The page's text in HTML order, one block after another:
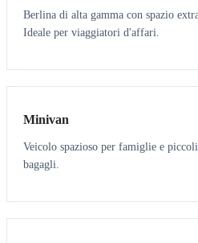
Berlina di alta gamma con spazio
Ideale per viaggiatori d'affari.
6 5
Minivan
Veicolo spazioso per famiglie e
bagagli.
7 7